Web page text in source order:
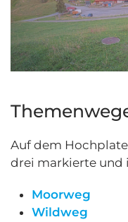
Auf dem
drei markierte und
Moorweg
Wildweg